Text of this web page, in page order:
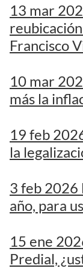
13 mar
Francisco
10 mar
más la
19 feb
la
3 feb 2026
año, para
15 ene
Predial,